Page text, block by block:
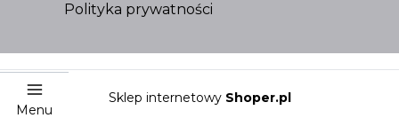
Polityka prywatności
Sklep internetowy Shoper.pl
Menu